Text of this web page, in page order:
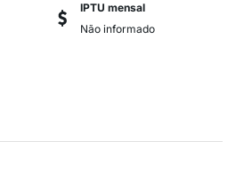
IPTU mensal
Não informado